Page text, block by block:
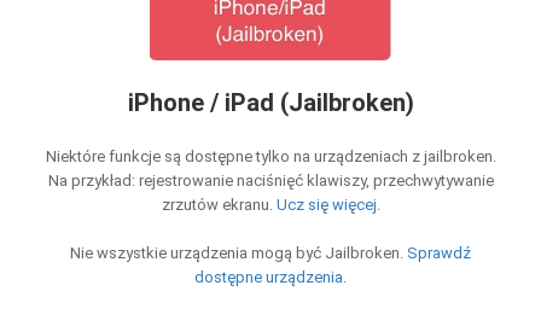
iPhone / iPad (Jailbroken)
Niektóre funkcje są dostępne tylko na urządzeniach z jailbroken.
Na przykład: rejestrowanie naciśnięć klawiszy, przechwytywanie
zrzutów ekranu. Ucz się więcej.
Nie wszystkie urządzenia mogą być Jailbroken. Sprawdź
dostępne urządzenia.